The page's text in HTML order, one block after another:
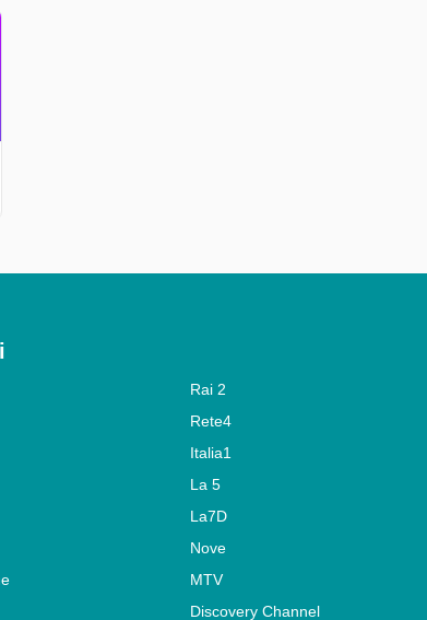
Rai 2
Rete4
Italia1
La 5
La7D
Nove
MTV
Discovery Channel